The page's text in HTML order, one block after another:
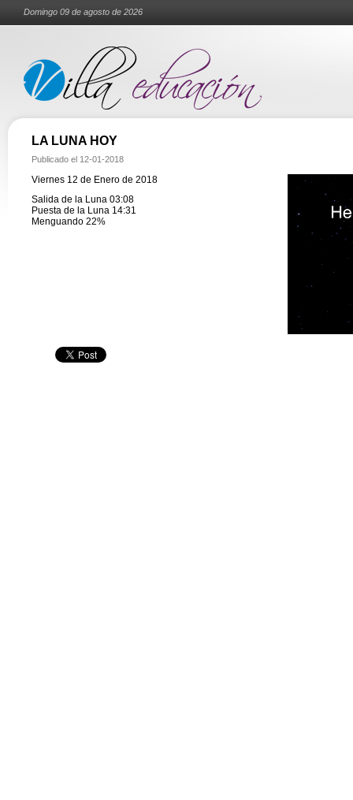
Domingo 09 de agosto de 2026
LA LUNA HOY
Publicado el 12-01-2018
Viernes 12 de Enero de 2018
Salida de la Luna 03:08
Puesta de la Luna 14:31
Menguando 22%